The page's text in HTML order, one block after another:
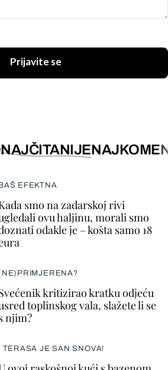
Prijavite se
NAJČITANIJE
BAŠ EFEKTNA
smo na zadarskoj rivi
ovu haljinu, morali smo
odakle je – košta samo 18
kritizirao kratku odjeću
toplinskog vala, slažete li se
njim?
I TERASA JE SAN SNOVA!